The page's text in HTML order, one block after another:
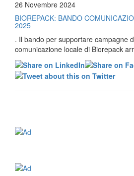
26 Novembre 2024
BIOREPACK: BANDO
2025
. Il bando per supportare campagne
comunicazione locale di Biorepack